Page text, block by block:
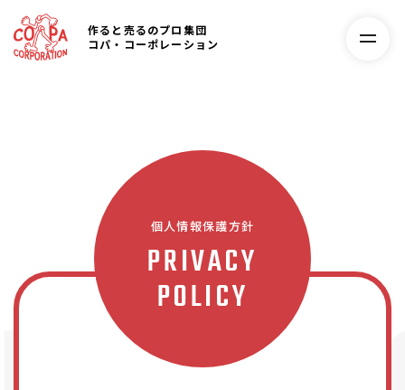
作ると売るのプロ集団
コパ・コーポレーション
個人情報保護方針
PRIVACY
POLICY